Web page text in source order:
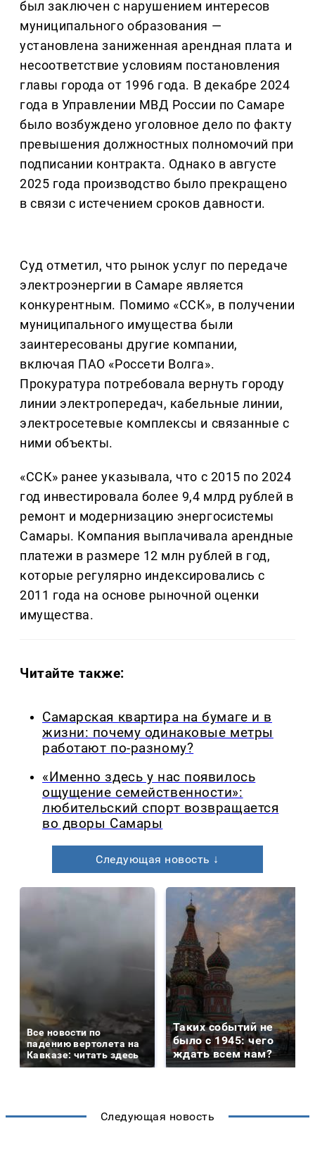
был заключен с нарушением интересов
муниципального образования —
установлена заниженная арендная плата и
несоответствие условиям постановления
главы города от 1996 года. В декабре 2024
года в Управлении МВД России по Самаре
было возбуждено уголовное дело по факту
превышения должностных полномочий при
подписании контракта. Однако в августе
2025 года производство было прекращено
в связи с истечением сроков давности.
Суд отметил, что рынок услуг по передаче
электроэнергии в Самаре является
конкурентным. Помимо «ССК», в получении
муниципального имущества были
заинтересованы другие компании,
включая ПАО «Россети Волга».
Прокуратура потребовала вернуть городу
линии электропередач, кабельные линии,
электросетевые комплексы и связанные с
ними объекты.
«ССК» ранее указывала, что с 2015 по 2024
год инвестировала более 9,4 млрд рублей в
ремонт и модернизацию энергосистемы
Самары. Компания выплачивала арендные
платежи в размере 12 млн рублей в год,
которые регулярно индексировались с
2011 года на основе рыночной оценки
имущества.
Читайте также:
Самарская квартира на бумаге и в
жизни: почему одинаковые метры
работают по-разному?
«Именно здесь у нас появилось
ощущение семейственности»:
любительский спорт возвращается
во дворы Самары
Следующая новость ↓
Все новости по
падению вертолета на
Кавказе: читать здесь
Таких событий не
было с 1945: чего
ждать всем нам?
Следующая новость